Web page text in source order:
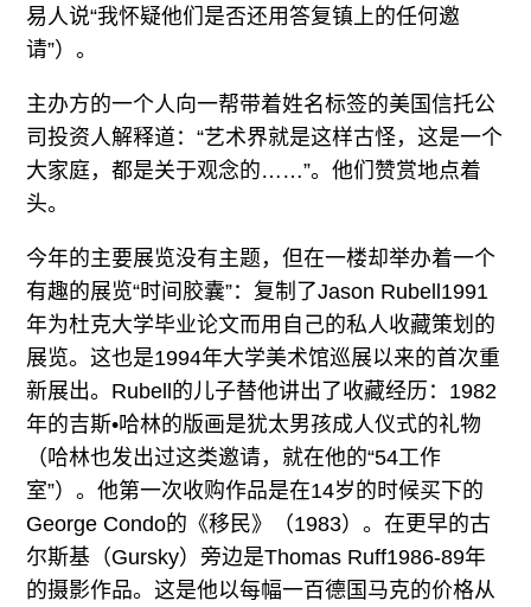
易人说“我怀疑他们是否还用答复镇上的任何邀
请”）。
主办方的一个人向一帮带着姓名标签的美国信托公
司投资人解释道：“艺术界就是这样古怪，这是一个
大家庭，都是关于观念的……”。他们赞赏地点着
头。
今年的主要展览没有主题，但在一楼却举办着一个
有趣的展览“时间胶囊”：复制了Jason Rubell1991
年为杜克大学毕业论文而用自己的私人收藏策划的
展览。这也是1994年大学美术馆巡展以来的首次重
新展出。Rubell的儿子替他讲出了收藏经历：1982
年的吉斯•哈林的版画是犹太男孩成人仪式的礼物
（哈林也发出过这类邀请，就在他的“54工作
室”）。他第一次收购作品是在14岁的时候买下的
George Condo的《移民》（1983）。在更早的古
尔斯基（Gursky）旁边是Thomas Ruff1986-89年
的摄影作品。这是他以每幅一百德国马克的价格从